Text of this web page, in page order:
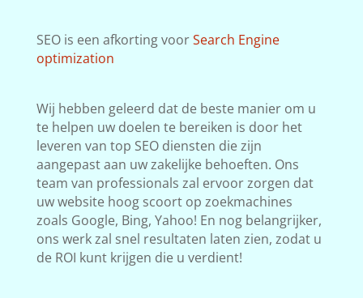
SEO is een afkorting voorSearch Engine
optimization
Wij hebben geleerd dat de beste manier om u
te helpen uw doelen te bereiken is door het
leveren van top SEO diensten die zijn
aangepast aan uw zakelijke behoeften. Ons
team van professionals zal ervoor zorgen dat
uw website hoog scoort op zoekmachines
zoals Google, Bing, Yahoo! En nog belangrijker,
ons werk zal snel resultaten laten zien, zodat u
de ROI kunt krijgen die u verdient!